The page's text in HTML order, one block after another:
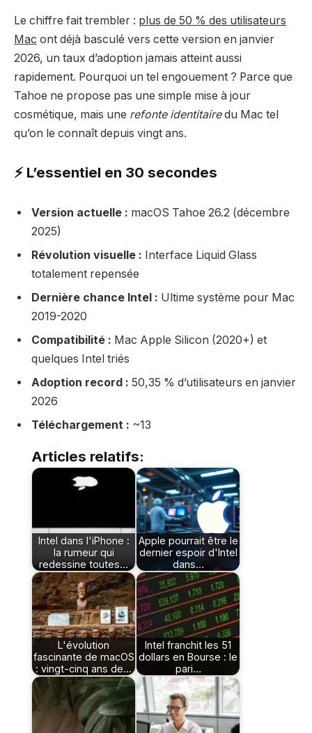
Le chiffre fait trembler : plus de 50 % des utilisateurs
Mac ont déjà basculé vers cette version en janvier
2026, un taux d’adoption jamais atteint aussi
rapidement. Pourquoi un tel engouement ? Parce que
Tahoe ne propose pas une simple mise à jour
cosmétique, mais une refonte identitairedu Mac tel
qu’on le connaît depuis vingt ans.
⚡ L’essentiel en 30 secondes
Version actuelle : macOS Tahoe 26.2 (décembre
2025)
Révolution visuelle : Interface Liquid Glass
totalement repensée
Dernière chance Intel : Ultime système pour Mac
2019-2020
Compatibilité : Mac Apple Silicon (2020+) et
quelques Intel triés
Adoption record : 50,35 % d’utilisateurs en janvier
2026
Téléchargement : ~13
Articles relatifs:
Intel dans l'iPhone :
la rumeur qui
redessine toutes…
Apple pourrait être le
dernier espoir d'Intel
dans…
L'évolution
fascinante de macOS
: vingt-cinq ans de…
Intel franchit les 51
dollars en Bourse : le
pari…